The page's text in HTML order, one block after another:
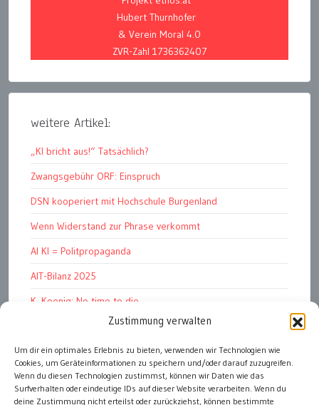
Zustimmung verwalten
Um dir ein optimales Erlebnis zu bieten, verwenden wir Technologien wie
Cookies, um Geräteinformationen zu speichern und/oder darauf zuzugreifen.
Wenn du diesen Technologien zustimmst, können wir Daten wie das
Surfverhalten oder eindeutige IDs auf dieser Website verarbeiten. Wenn du
deine Zustimmung nicht erteilst oder zurückziehst, können bestimmte
Hubert Thurnhofer
& Verein Moral 4.0
ZVR-Zahl 1736362407
weitere Artikel:
„KI bricht aus!“ Tatsächlich?
Zwangsgebühr ORF: Einspruch
DSN kooperiert mit Hochschule Burgenland
Wenn Widerstand zur Phrase verkommt
AI KI = Politpropaganda
AIT-Bilanz 2025
K. Koenig: No time to die
Hinschauen statt Wegschauen
EMRK Art. 15: „das Leben der Nation“
Pressfreedom Report ignoriert EU-Sanktionen